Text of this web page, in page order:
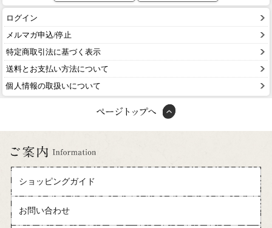
ログイン
メルマガ申込/停止
特定商取引法に基づく表示
送料とお支払い方法について
個人情報の取扱いについて
ショッピングガイド
お問い合わせ